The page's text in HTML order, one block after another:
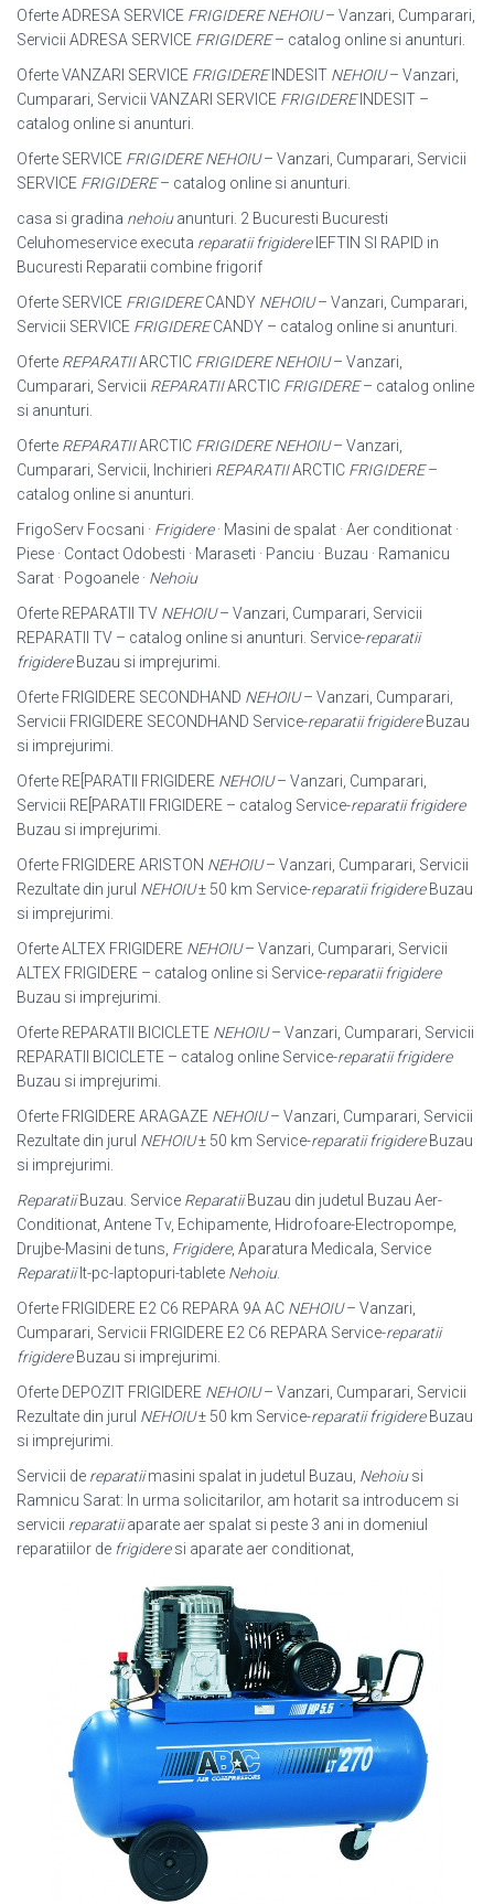
Oferte ADRESA SERVICE FRIGIDERE NEHOIU– Vanzari, Cumparari,
Servicii ADRESA SERVICE FRIGIDERE– catalog online si anunturi.
Oferte VANZARI SERVICE FRIGIDEREINDESIT NEHOIU– Vanzari,
Cumparari, Servicii VANZARI SERVICE FRIGIDEREINDESIT –
catalog online si anunturi.
Oferte SERVICE FRIGIDERE NEHOIU– Vanzari, Cumparari, Servicii
SERVICE FRIGIDERE– catalog online si anunturi.
casa si gradina nehoiuanunturi. 2 Bucuresti Bucuresti
Celuhomeservice executa reparatii frigidereIEFTIN SI RAPID in
Bucuresti Reparatii combine frigorif
Oferte SERVICE FRIGIDERECANDY NEHOIU– Vanzari, Cumparari,
Servicii SERVICE FRIGIDERECANDY – catalog online si anunturi.
Oferte REPARATIIARCTIC FRIGIDERE NEHOIU– Vanzari,
Cumparari, Servicii REPARATIIARCTIC FRIGIDERE– catalog online
si anunturi.
Oferte REPARATIIARCTIC FRIGIDERE NEHOIU– Vanzari,
Cumparari, Servicii, Inchirieri REPARATIIARCTIC FRIGIDERE–
catalog online si anunturi.
FrigoServ Focsani · Frigidere· Masini de spalat · Aer conditionat ·
Piese · Contact Odobesti · Maraseti · Panciu · Buzau · Ramanicu
Sarat · Pogoanele · Nehoiu
Oferte REPARATII TV NEHOIU– Vanzari, Cumparari, Servicii
REPARATII TV – catalog online si anunturi. Service-reparatii
frigidereBuzau si imprejurimi.
Oferte FRIGIDERE SECONDHAND NEHOIU– Vanzari, Cumparari,
Servicii FRIGIDERE SECONDHAND Service-reparatii frigidereBuzau
si imprejurimi.
Oferte RE[PARATII FRIGIDERE NEHOIU– Vanzari, Cumparari,
Servicii RE[ PARATII FRIGIDERE – catalog Service-reparatii frigidere
Buzau si imprejurimi.
Oferte FRIGIDERE ARISTON NEHOIU– Vanzari, Cumparari, Servicii
Rezultate din jurul NEHOIU± 50 km Service-reparatii frigidereBuzau
si imprejurimi.
Oferte ALTEX FRIGIDERE NEHOIU– Vanzari, Cumparari, Servicii
ALTEX FRIGIDERE – catalog online si Service-reparatii frigidere
Buzau si imprejurimi.
Oferte REPARATII BICICLETE NEHOIU– Vanzari, Cumparari, Servicii
REPARATII BICICLETE – catalog online Service-reparatii frigidere
Buzau si imprejurimi.
Oferte FRIGIDERE ARAGAZE NEHOIU– Vanzari, Cumparari, Servicii
Rezultate din jurul NEHOIU± 50 km Service-reparatii frigidereBuzau
si imprejurimi.
ReparatiiBuzau. Service ReparatiiBuzau din judetul Buzau Aer-
Conditionat, Antene Tv, Echipamente, Hidrofoare-Electropompe,
Drujbe-Masini de tuns, Frigidere, Aparatura Medicala, Service
ReparatiiIt-pc-laptopuri-tablete Nehoiu.
Oferte FRIGIDERE E2 C6 REPARA 9A AC NEHOIU– Vanzari,
Cumparari, Servicii FRIGIDERE E2 C6 REPARA Service-reparatii
frigidereBuzau si imprejurimi.
Oferte DEPOZIT FRIGIDERE NEHOIU– Vanzari, Cumparari, Servicii
Rezultate din jurul NEHOIU± 50 km Service-reparatii frigidereBuzau
si imprejurimi.
Servicii de reparatiimasini spalat in judetul Buzau, Nehoiusi
Ramnicu Sarat: In urma solicitarilor, am hotarit sa introducem si
servicii reparatiiaparate aer spalat si peste 3 ani in domeniul
reparatiilor de frigideresi aparate aer conditionat,